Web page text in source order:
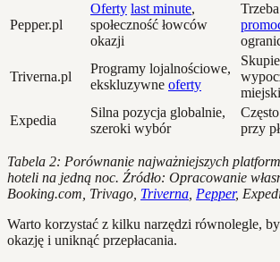
Pepper.pl
Oferty last minute,
społeczność łowców
okazji
Triverna.pl
Programy lojalnościowe,
ekskluzywne oferty
Expedia
Silna pozycja globalnie,
szeroki wybór
przy
Tabela 2: Porównanie najważniejszych
hoteli na jedną noc. Źródło: Opracowanie
Booking.com, Trivago, Triverna Pepper,
Warto korzystać z kilku narzędzi równolegle, by
okazję i uniknąć przepłacania.